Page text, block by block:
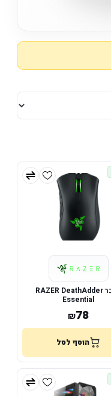
עכבר RAZER DeathAdder
Essential
₪78
הוסף לסל